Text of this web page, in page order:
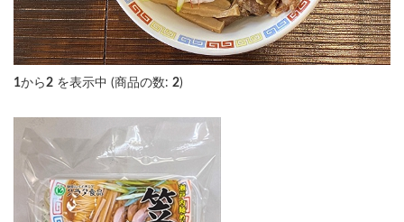
1から2 を表示中 (商品の数: 2)